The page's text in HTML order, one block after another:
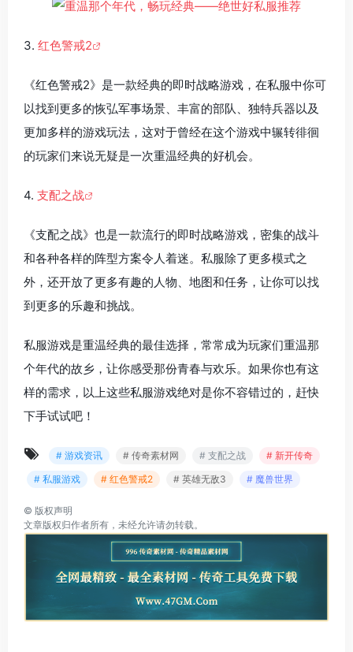
3. 红色警戒2
《红色警戒2》是一款经典的即时战略游戏，在私服中你可
以找到更多的恢弘军事场景、丰富的部队、独特兵器以及
更加多样的游戏玩法，这对于曾经在这个游戏中辗转徘徊
的玩家们来说无疑是一次重温经典的好机会。
4. 支配之战
《支配之战》也是一款流行的即时战略游戏，密集的战斗
和各种各样的阵型方案令人着迷。私服除了更多模式之
外，还开放了更多有趣的人物、地图和任务，让你可以找
到更多的乐趣和挑战。
私服游戏是重温经典的最佳选择，常常成为玩家们重温那
个年代的故乡，让你感受那份青春与欢乐。如果你也有这
样的需求，以上这些私服游戏绝对是你不容错过的，赶快
下手试试吧！
# 游戏资讯 # 传奇素材网 # 支配之战
# 新开传奇
# 私服游戏
# 红色警戒2 # 英雄无敌3 # 魔兽世界
© 版权声明
文章版权归作者所有，未经允许请勿转载。